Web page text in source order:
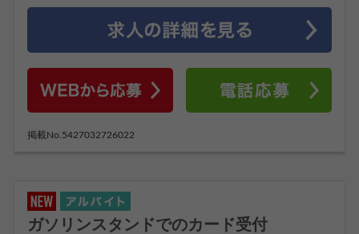
掲載No.5427032726022
ガソリンスタンドでのカード受付